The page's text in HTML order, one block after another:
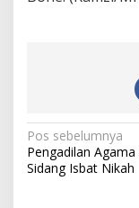
N
a
Pos sebelumnya
Pengadilan Agama
Sidang Isbat Nikah